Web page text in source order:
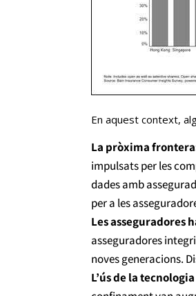
En aquest context,
La pròxima
impulsats per les
dades amb
per a les
Les asseguradores
asseguradores
noves generacions.
L’ús de la